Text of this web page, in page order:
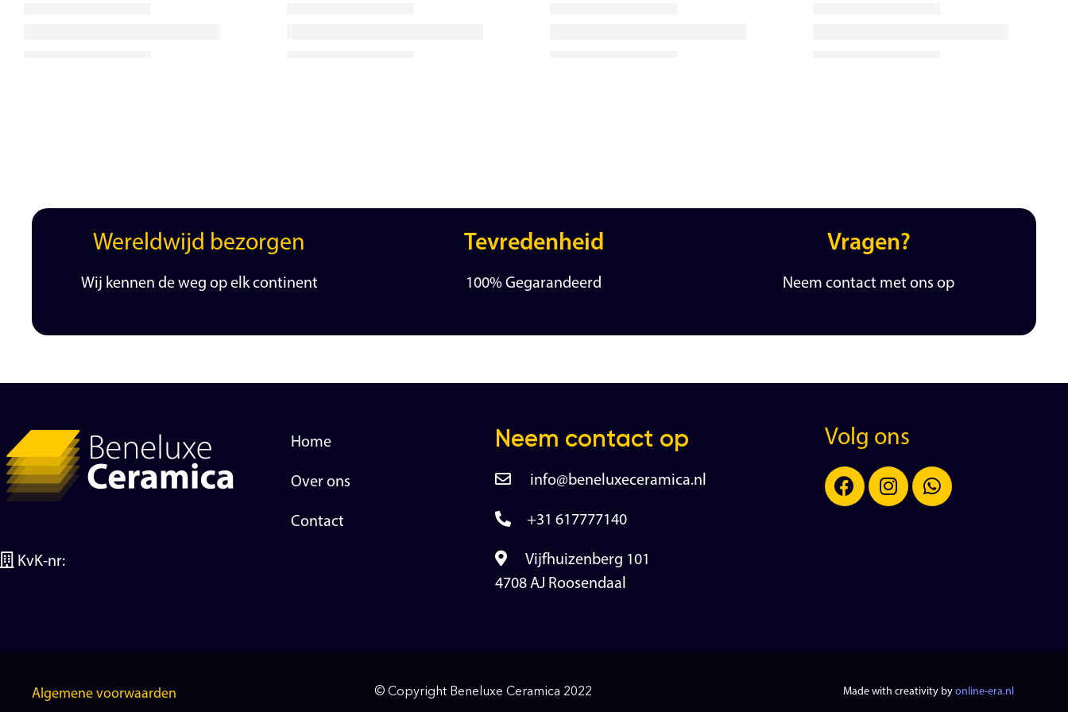
Wereldwijd bezorgen
Wij kennen de weg op elk continent
Tevredenheid
100% Gegarandeerd
Vragen?
Neem contact met ons op
KvK-nr:
Home
Over ons
Contact
Neem contact op
info@beneluxeceramica.nl
+31 617777140
Vijfhuizenberg 101
4708 AJ Roosendaal
Volg ons
Algemene voorwaarden © Copyright Beneluxe Ceramica 2022 Made with creativity by online-era.nl